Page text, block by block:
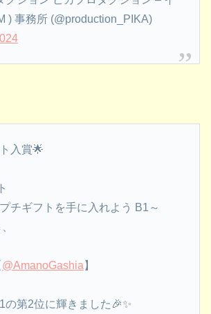
) 事務所 (@production_PIKA)
入賞🌟
チギフトを手に入れよう B1～
@AmanoGashia 】
の第2位に輝きました🎉✨